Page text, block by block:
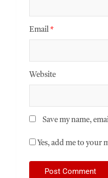
Email *
Website
Save my name,
Yes, add me to your